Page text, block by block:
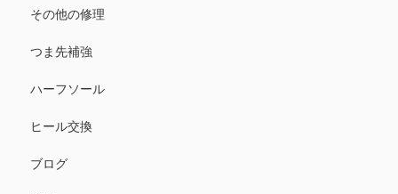
その他の修理
つま先補強
ハーフソール
ヒール交換
ブログ